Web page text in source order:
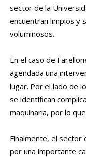
sector de la
encuentran limpios y
voluminosos.
En el caso de
agendada una
lugar. Por el lado de
se identifican
maquinaria, por lo
Finalmente, el sector
por una importante